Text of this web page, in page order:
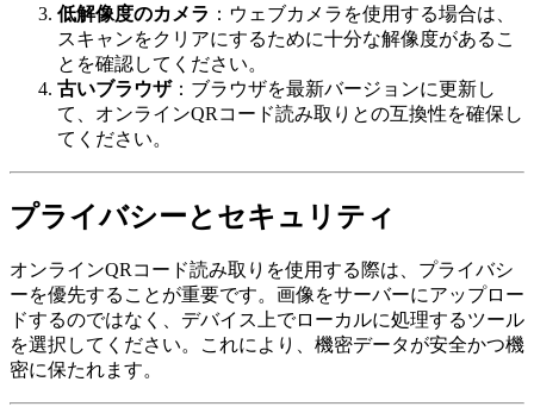
低解像度のカメラ ：ウェブカメラを使用する場合は、
スキャンをクリアにするために十分な解像度があるこ
とを確認してください。
古いブラウザ：ブラウザを最新バージョンに更新し
て、オンラインQRコード読み取りとの互換性を確保し
てください。
プライバシーとセキュリティ
オンラインQRコード読み取りを使用する際は、プライバシ
ーを優先することが重要です。画像をサーバーにアップロー
ドするのではなく、デバイス上でローカルに処理するツール
を選択してください。これにより、機密データが安全かつ機
密に保たれます。